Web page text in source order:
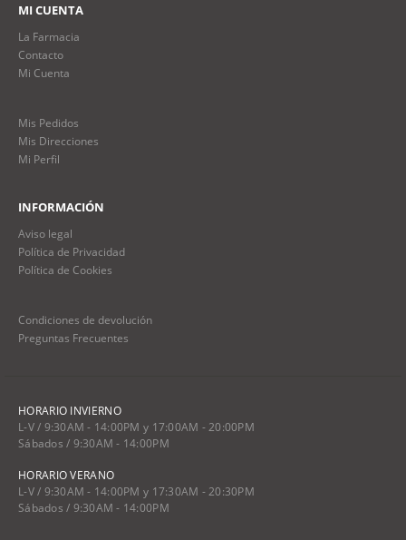
MI CUENTA
La Farmacia
Contacto
Mi Cuenta
Mis Pedidos
Mis Direcciones
Mi Perfil
INFORMACIÓN
Aviso legal
Política de Privacidad
Política de Cookies
Condiciones de devolución
Preguntas Frecuentes
HORARIO INVIERNO
L-V / 9:30AM - 14:00PM y 17:00AM - 20:00PM
Sábados / 9:30AM - 14:00PM
HORARIO VERANO
L-V / 9:30AM - 14:00PM y 17:30AM - 20:30PM
Sábados / 9:30AM - 14:00PM